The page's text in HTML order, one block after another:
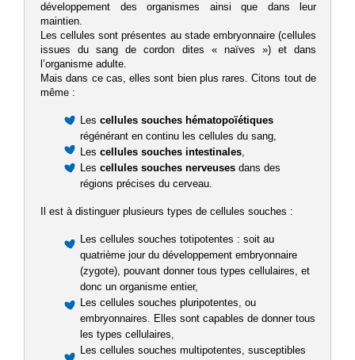
développement des organismes ainsi que dans leur
maintien.
Les cellules sont présentes au stade embryonnaire (cellules
issues du sang de cordon dites « naïves ») et dans
l’organisme adulte.
Mais dans ce cas, elles sont bien plus rares. Citons tout de
même :
Les cellules souches hématopoïétiques
régénérant en continu les cellules du sang,
Les cellules souches intestinales,
Les cellules souches nerveuses dans des
régions précises du cerveau.
Il est à distinguer plusieurs types de cellules souches :
Les cellules souches totipotentes : soit au
quatrième jour du développement embryonnaire
(zygote), pouvant donner tous types cellulaires, et
donc un organisme entier,
Les cellules souches pluripotentes, ou
embryonnaires. Elles sont capables de donner tous
les types cellulaires,
Les cellules souches multipotentes, susceptibles